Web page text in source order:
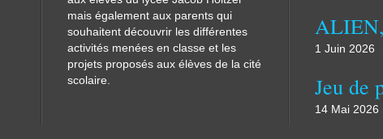
mais également aux parents qui
souhaitent découvrir les différentes
activités menées en classe et les
projets proposés aux élèves de la cité
scolaire.
1 Juin 2026
14 Mai 2026